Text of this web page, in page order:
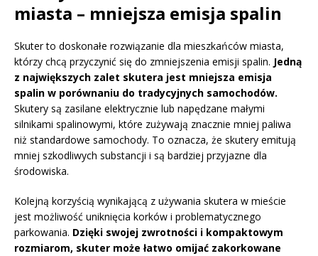
miasta – mniejsza emisja spalin
Skuter to doskonałe rozwiązanie dla mieszkańców miasta,
którzy chcą przyczynić się do zmniejszenia emisji spalin. Jedną
z największych zalet skutera jest mniejsza emisja
spalin w porównaniu do tradycyjnych samochodów.
Skutery są zasilane elektrycznie lub napędzane małymi
silnikami spalinowymi, które zużywają znacznie mniej paliwa
niż standardowe samochody. To oznacza, że skutery emitują
mniej szkodliwych substancji i są bardziej przyjazne dla
środowiska.
Kolejną korzyścią wynikającą z używania skutera w mieście
jest możliwość uniknięcia korków i problematycznego
parkowania. Dzięki swojej zwrotności i kompaktowym
rozmiarom, skuter może łatwo omijać zakorkowane